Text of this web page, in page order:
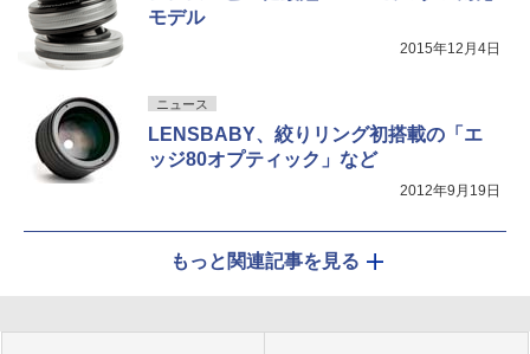
モデル
2015年12月4日
ニュース
LENSBABY、絞りリング初搭載の「エ
ッジ80オプティック」など
2012年9月19日
もっと関連記事を見る